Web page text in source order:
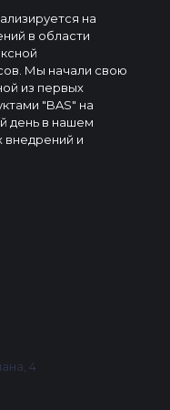
на
в области
Мы начали свою
из первых
"BAS" на
день в нашем
внедрений и
4